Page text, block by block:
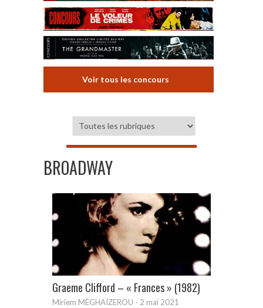
Voir tous les concours
BROADWAY
Graeme Clifford – « Frances » (1982)
Miriem MÉGHAÏZEROU - 2 mai 2021